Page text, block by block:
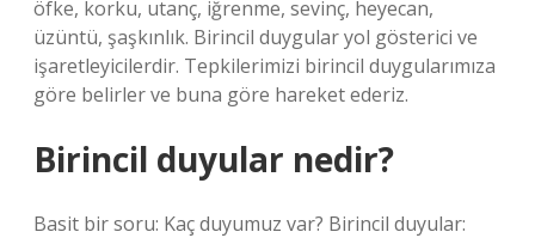
öfke, korku, utanç, iğrenme, sevinç, heyecan,
üzüntü, şaşkınlık. Birincil duygular yol gösterici ve
işaretleyicilerdir. Tepkilerimizi birincil duygularımıza
göre belirler ve buna göre hareket ederiz.
Birincil duyular nedir?
Basit bir soru: Kaç duyumuz var? Birincil duyular: